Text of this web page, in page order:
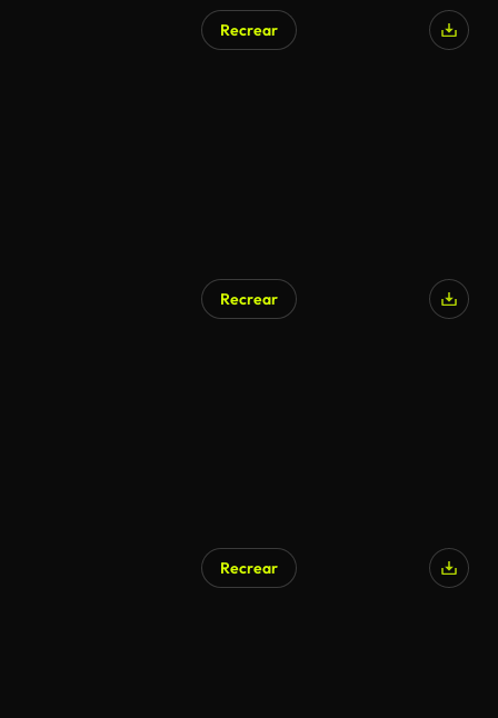
Recrear
Recrear
Recrear